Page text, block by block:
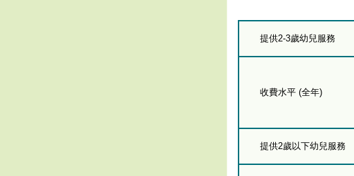
提供2-3歲幼兒服務
收費水平 (全年)
提供2歲以下幼兒服務